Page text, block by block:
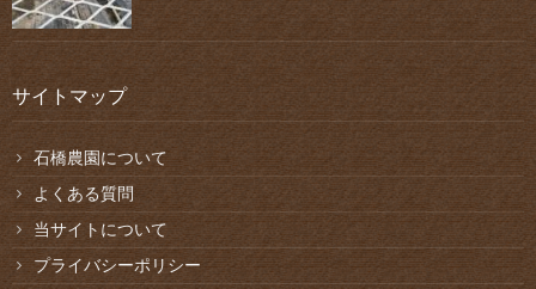
サイトマップ
石橋農園について
よくある質問
当サイトについて
プライバシーポリシー